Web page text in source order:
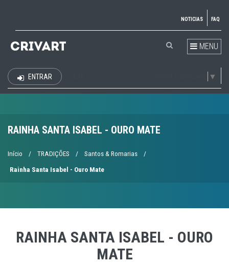
NOTICIAS FAQ
MENU
▼
ENTRAR
RAINHA SANTA ISABEL - OURO MATE
Início / TRADIÇÕES / Santos & Romarias /
Rainha Santa Isabel - Ouro Mate
RAINHA SANTA ISABEL - OURO
MATE